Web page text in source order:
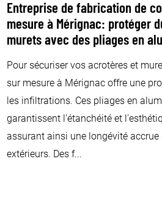
Entreprise de fabrication de
mesure à Mérignac: protéger
murets avec des pliages en
Pour sécuriser vos acrotères et
sur mesure à Mérignac offre une
les infiltrations. Ces pliages en
garantissent l'étanchéité et
assurant ainsi une longévité
extérieurs. Des f...